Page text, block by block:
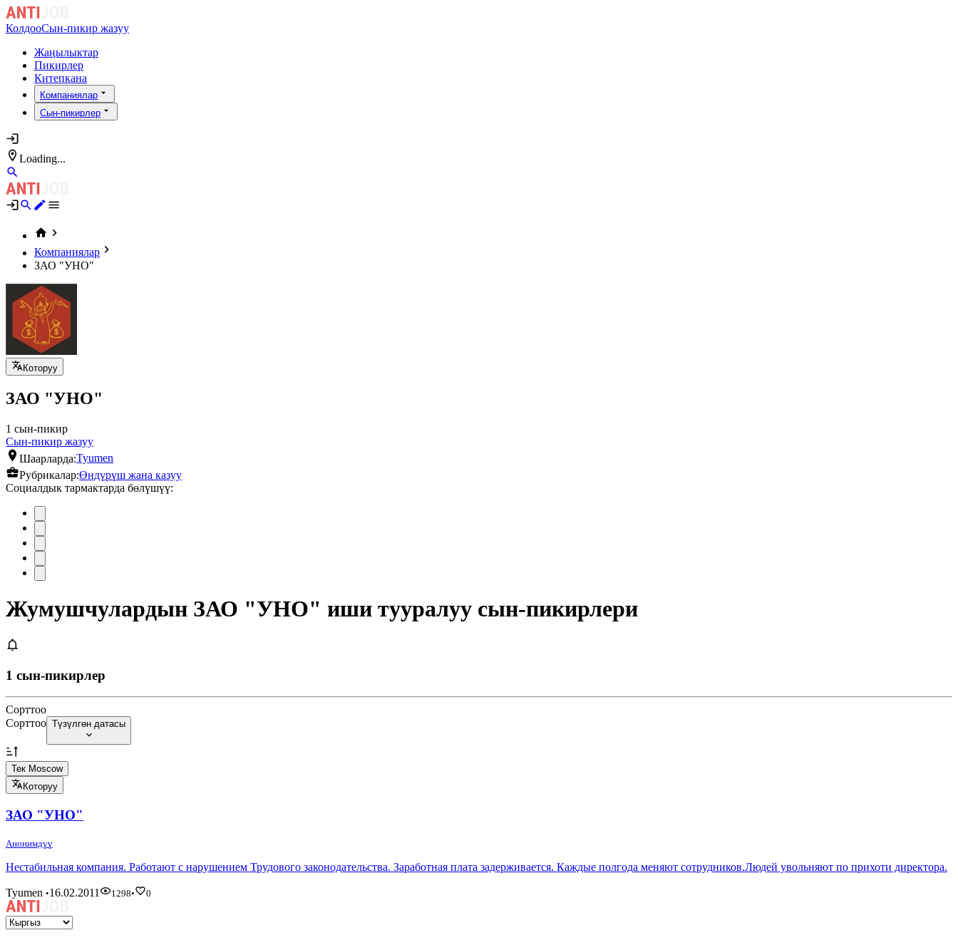
КолдооСын-пикир жазуу
Жаңылыктар
Пикирлер
Китепкана
Компаниялар
Сын-пикирлер
Loading...
Компаниялар
ЗАО "УНО"
Которуу
ЗАО "УНО"
1 сын-пикир
Сын-пикир жазуу
Шаарларда:Tyumen
Рубрикалар:Өндүрүш жана казуу
Социалдык тармактарда бөлүшүү:
Жумушчулардын ЗАО "УНО" иши тууралуу сын-пикирлери
1 сын-пикирлер
Сорттоо
Сорттоо Түзүлгөн датасы
Тек Moscow
Которуу
ЗАО "УНО"
Анонимдүү
Нестабильная компания. Работают с нарушением Трудового законодательства. Заработная плата задерживается. Каждые полгода меняют сотрудников.Людей увольняют по прихоти директора.
Tyumen •16.02.2011 1298• 0